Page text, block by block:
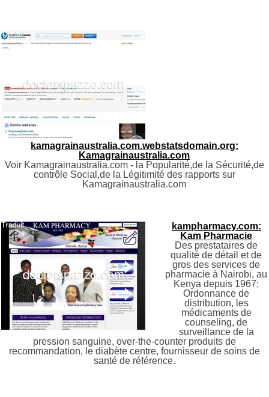
kamagrainaustralia.com.webstatsdomain.org:
Kamagrainaustralia.com
Voir Kamagrainaustralia.com - la Popularité,de la Sécurité,de
contrôle Social,de la Légitimité des rapports sur
Kamagrainaustralia.com
kampharmacy.com:
Kam Pharmacie
Des prestataires de
qualité de détail et de
gros des services de
pharmacie à Nairobi, au
Kenya depuis 1967;
Ordonnance de
distribution, les
médicaments de
counseling, de
surveillance de la
pression sanguine, over-the-counter produits de
recommandation, le diabète centre, fournisseur de soins de
santé de référence.